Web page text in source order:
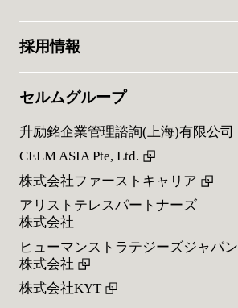
採用情報
セルムグループ
升励銘企業管理諮詢(上海)有限公司
CELM ASIA Pte, Ltd.
株式会社ファーストキャリア
アリストテレスパートナーズ
株式会社
ヒューマンストラテジーズジャパン
株式会社
株式会社KYT